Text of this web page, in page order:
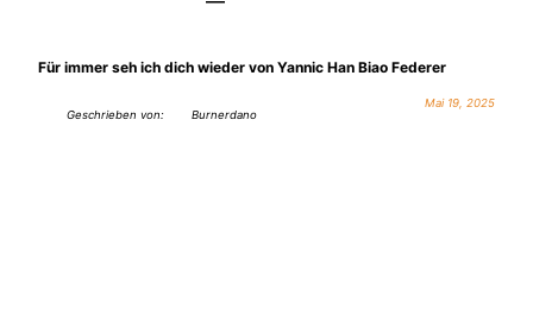
Für immer seh ich dich wieder von Yannic Han Biao Federer
Geschrieben von: Burnerdano
Mai 19, 2025